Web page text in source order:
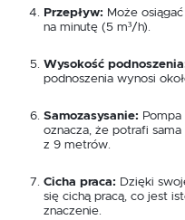
Przepływ: Może
na minutę (5 m³/h).
Wysokość
podnoszenia wynosi
Samozasysanie:
oznacza, że potrafi
z 9 metrów.
Cicha praca: Dzięki
się cichą pracą, co jest
znaczenie.